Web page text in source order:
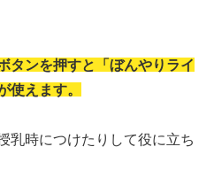
タンを押すと「ぼんやりライ
使えます。
乳時につけたりして役に立ち